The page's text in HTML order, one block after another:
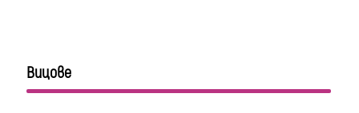
Вицове